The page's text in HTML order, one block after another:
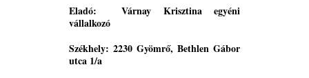
Eladó: Várnay Krisztina egyéni
vállalkozó
Székhely: 2230 Gyömrő, Bethlen Gábor
utca 1/a